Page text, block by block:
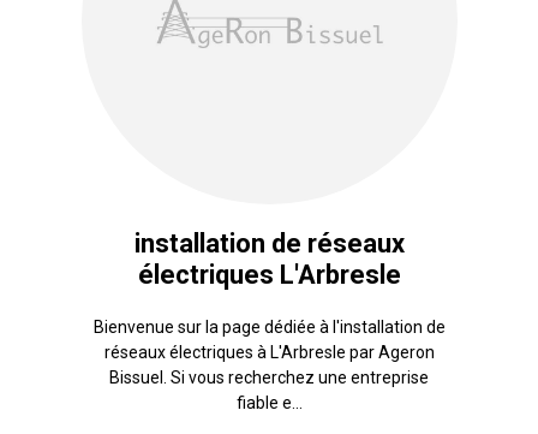
installation de réseaux
électriques L'Arbresle
Bienvenue sur la page dédiée à l'installation de
réseaux électriques à L'Arbresle par Ageron
Bissuel. Si vous recherchez une entreprise
fiable e...